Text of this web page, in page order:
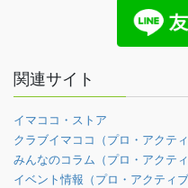
関連サイト
イマココ・ストア
クラブイマココ（プロ・アクテ
みんなのコラム（プロ・アクティ
イベント情報（プロ・アクティ